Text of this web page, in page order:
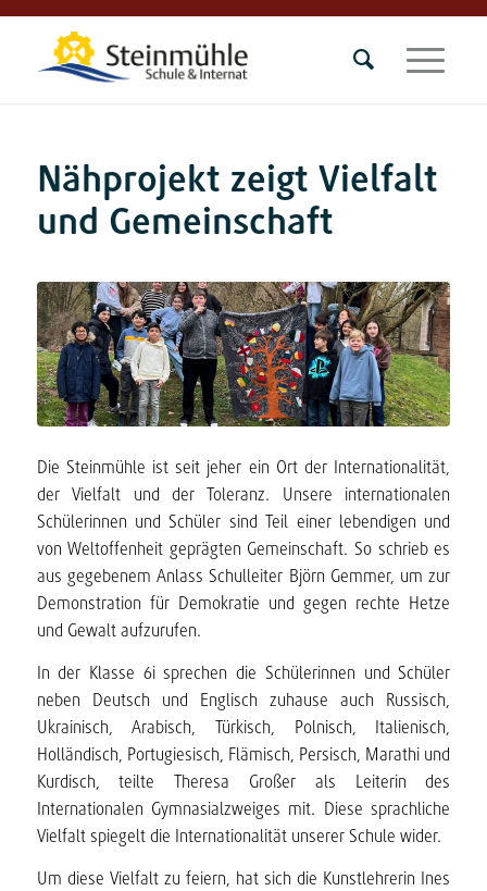
Nähprojekt zeigt Vielfalt
und Gemeinschaft
Die Steinmühle ist seit jeher ein Ort der Internationalität,
der Vielfalt und der Toleranz. Unsere internationalen
Schülerinnen und Schüler sind Teil einer lebendigen und
von Weltoffenheit geprägten Gemeinschaft. So schrieb es
aus gegebenem Anlass Schulleiter Björn Gemmer, um zur
Demonstration für Demokratie und gegen rechte Hetze
und Gewalt aufzurufen.
In der Klasse 6i sprechen die Schülerinnen und Schüler
neben Deutsch und Englisch zuhause auch Russisch,
Ukrainisch, Arabisch, Türkisch, Polnisch, Italienisch,
Holländisch, Portugiesisch, Flämisch, Persisch, Marathi und
Kurdisch, teilte Theresa Großer als Leiterin des
Internationalen Gymnasialzweiges mit. Diese sprachliche
Vielfalt spiegelt die Internationalität unserer Schule wider.
Um diese Vielfalt zu feiern, hat sich die Kunstlehrerin Ines